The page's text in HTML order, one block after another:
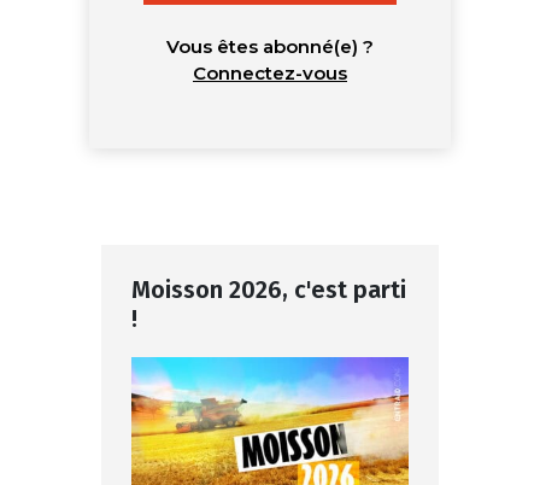
Vous êtes abonné(e) ?
Connectez-vous
Moisson 2026, c'est parti
!